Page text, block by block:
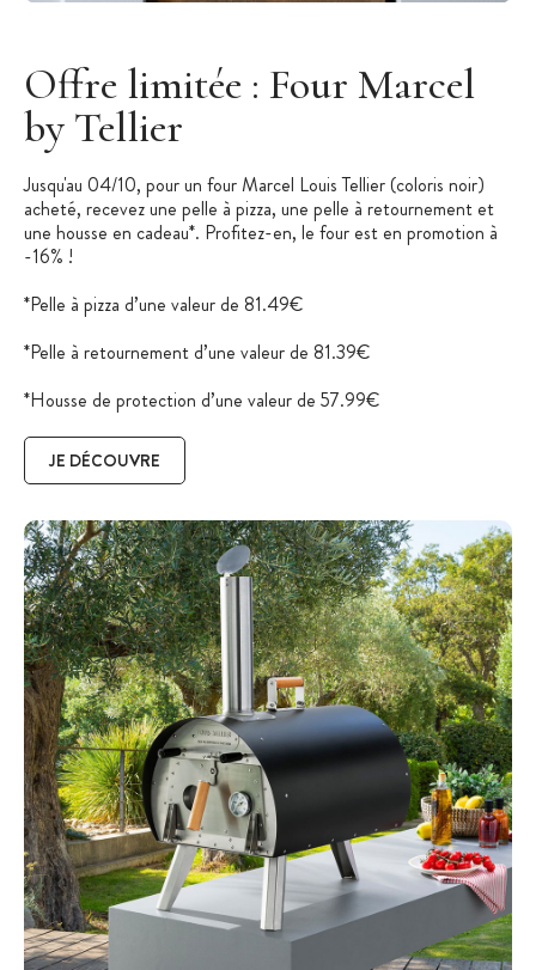
Offre limitée : Four Marcel
by Tellier
Jusqu'au 04/10, pour un four Marcel Louis Tellier (coloris noir)
acheté, recevez une pelle à pizza, une pelle à retournement et
une housse en cadeau*. Profitez-en, le four est en promotion à
-16% !
*Pelle à pizza d’une valeur de 81.49€
*Pelle à retournement d’une valeur de 81.39€
*Housse de protection d’une valeur de 57.99€
JE DÉCOUVRE